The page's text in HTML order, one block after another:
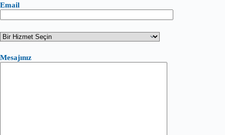
Email
Mesajınız